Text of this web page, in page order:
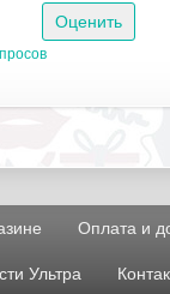
Оплата и
Ультра